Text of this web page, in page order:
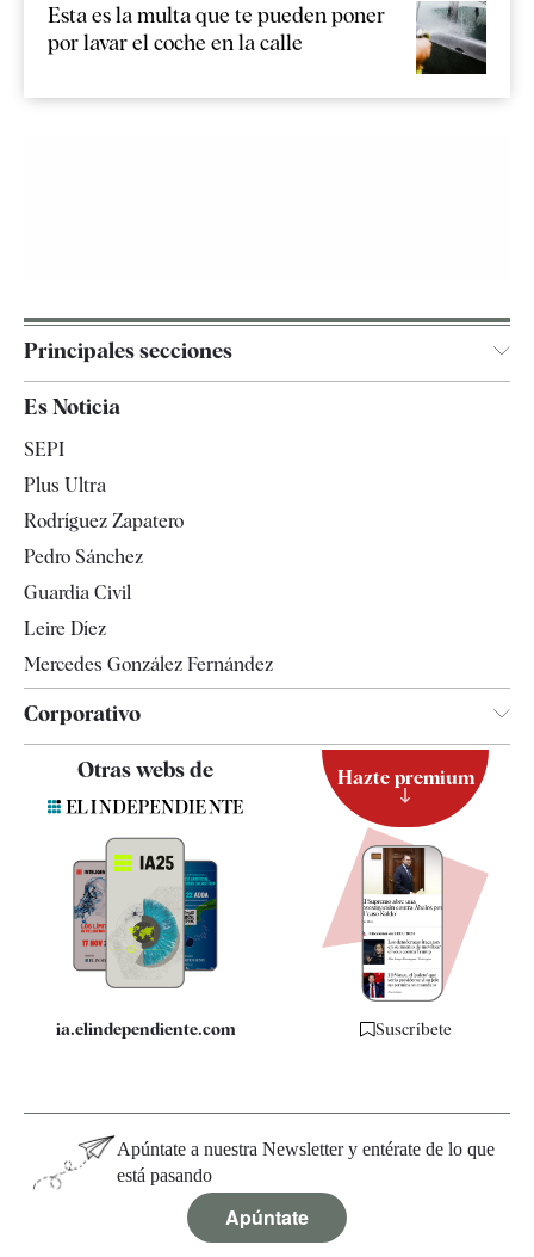
Esta es la multa que te pueden poner
por lavar el coche en la calle
Principales secciones
España
Televisión
Es Noticia
SEPI
Plus Ultra
Rodríguez Zapatero
Pedro Sánchez
Guardia Civil
Leire Díez
Mercedes González Fernández
Corporativo
Contacto
Quiénes somos
Especificaciones
Otras webs de
ia.elindependiente.com
Hazte premium
Suscríbete
Apúntate a nuestra Newsletter y entérate de lo que
está pasando
Apúntate